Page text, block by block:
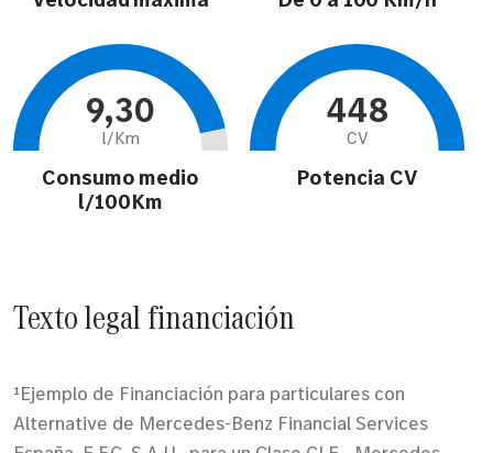
9,30
l/Km
Consumo medio
l/100Km
448
CV
Potencia CV
Texto legal financiación
¹Ejemplo de Financiación para particulares con
Alternative de Mercedes-Benz Financial Services